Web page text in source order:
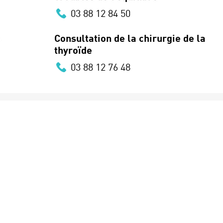
03 88 12 84 50
Consultation de la chirurgie de la
thyroïde
03 88 12 76 48